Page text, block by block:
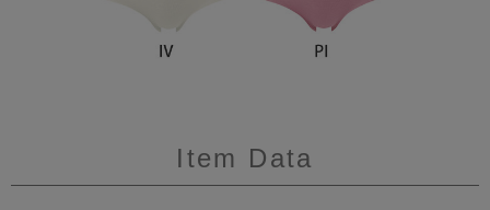
Item Data